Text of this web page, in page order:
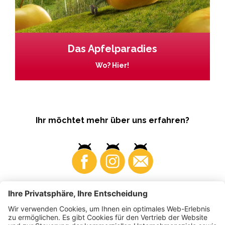
Das Apfelparadies
Wo? Hier!
Ihr möchtet mehr über uns erfahren?
Business Produzenten